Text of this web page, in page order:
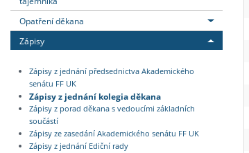
Opatření děkana
Zápisy
Zápisy z jednání předsednictva Akademického
senátu FF UK
Zápisy z jednání kolegia děkana
Zápisy z porad děkana s vedoucími základních
součástí
Zápisy ze zasedání Akademického senátu FF UK
Zápisy z jednání Ediční rady